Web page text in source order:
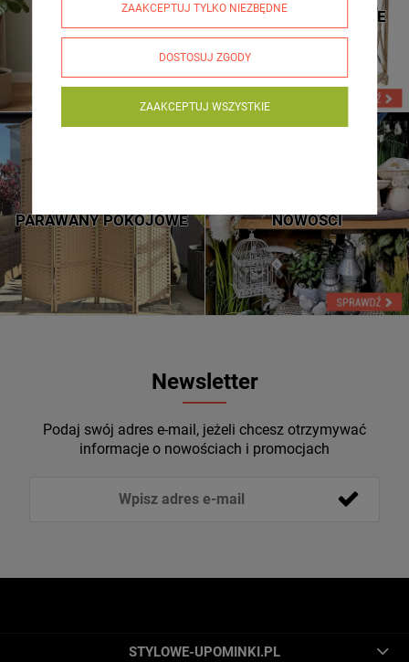
KOSMETYCZNE LATARNIE METALOWE
PARAWANY POKOJOWE NOWOŚCI
Newsletter
Podaj swój adres e-mail, jeżeli chcesz otrzymywać
informacje o nowościach i promocjach
STYLOWE-UPOMINKI.PL
ZAAKCEPTUJ TYLKO NIEZBĘDNE
DOSTOSUJ ZGODY
ZAAKCEPTUJ WSZYSTKIE